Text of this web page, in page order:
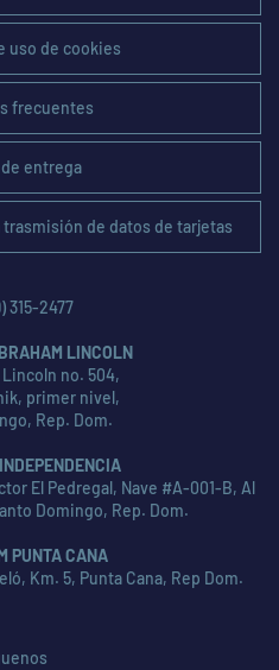
uso de cookies
frecuentes
entrega
de datos de tarjetas
315-2477
LINCOLN
Lincoln no. 504,
primer nivel,
Rep. Dom.
El Pedregal, Nave #A-001-B, Al
Domingo, Rep. Dom.
PUNTA CANA
Km. 5, Punta Cana, Rep Dom.